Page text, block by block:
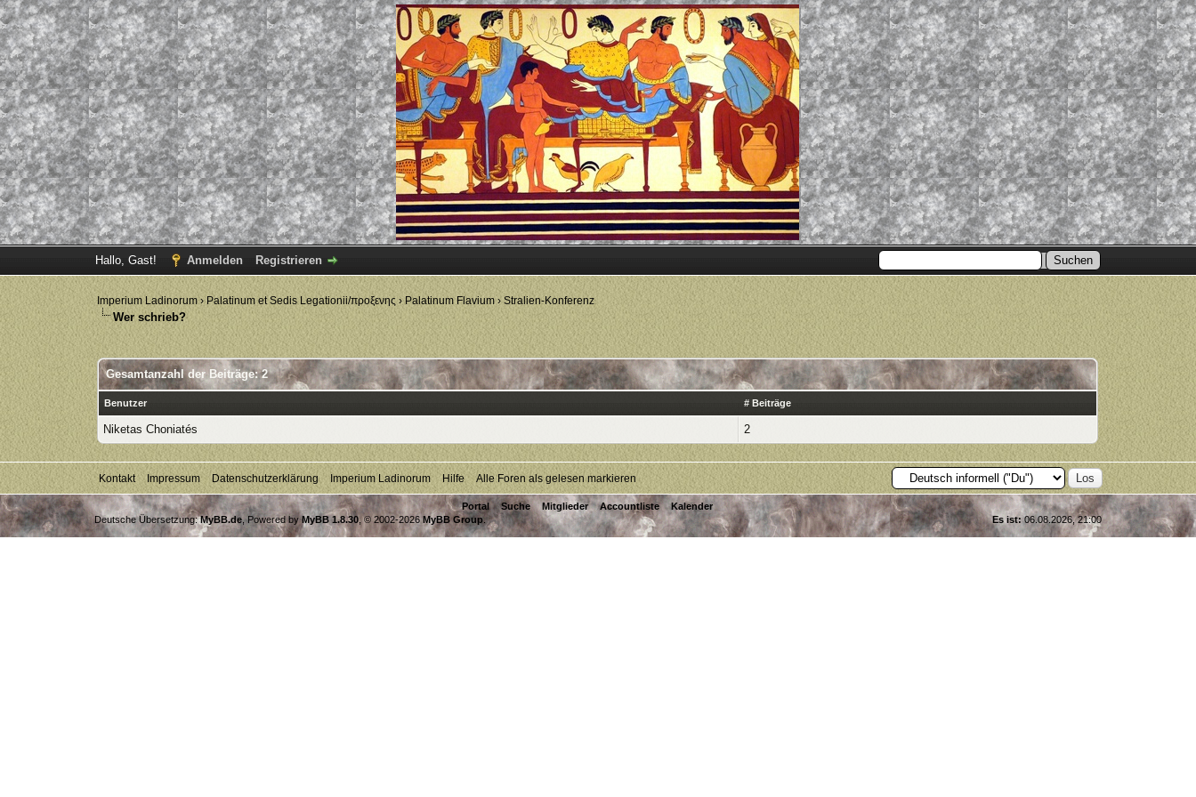
Hallo, Gast! Anmelden Registrieren
Imperium Ladinorum›Palatinum et Sedis Legationii/προξενης ›Palatinum Flavium ›Stralien-Konferenz
Wer schrieb?
Gesamtanzahl der Beiträge: 2
Benutzer # Beiträge
Niketas Choniatés 2
Kontakt Impressum Datenschutzerklärung Imperium Ladinorum Hilfe Alle Foren als gelesen markieren
Portal Suche Mitglieder Accountliste
Kalender
Es ist:06.08.2026, 21:00
Deutsche Übersetzung:MyBB.de, Powered byMyBB 1.8.30, © 2002-2026MyBB Group.